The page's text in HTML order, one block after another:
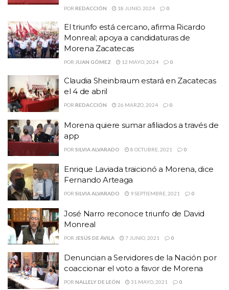
POR REDACCIÓN 18 JUNIO, 2024 0
El triunfo está cercano, afirma Ricardo
Monreal; apoya a candidaturas de
Morena Zacatecas
POR JUAN GÓMEZ 12 MAYO, 2024 0
Claudia Sheinbraum estará en Zacatecas
el 4 de abril
POR REDACCIÓN 26 MARZO, 2024 0
Morena quiere sumar afiliados a través de
app
POR SILVIA ALVARADO 8 OCTUBRE, 2021 0
Enrique Laviada traicionó a Morena, dice
Fernando Arteaga
POR SILVIA ALVARADO 9 SEPTIEMBRE, 2021 0
José Narro reconoce triunfo de David
Monreal
POR JESÚS DE ÁVILA 7 JUNIO, 2021 0
Denuncian a Servidores de la Nación por
coaccionar el voto a favor de Morena
POR NALLELY DE LEÓN 31 MAYO, 2021 0